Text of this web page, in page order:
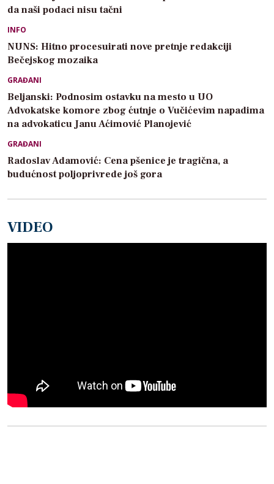
da naši podaci nisu tačni
INFO
NUNS: Hitno procesuirati nove pretnje redakciji
Bečejskog mozaika
GRAĐANI
Beljanski: Podnosim ostavku na mesto u UO
Advokatske komore zbog ćutnje o Vučićevim napadima
na advokaticu Janu Aćimović Planojević
GRAĐANI
Radoslav Adamović: Cena pšenice je tragična, a
budućnost poljoprivrede još gora
VIDEO